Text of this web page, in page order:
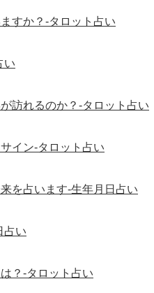
すか？-タロット占い
い
訪れるのか？-タロット占い
イン-タロット占い
を占います-生年月日占い
占い
？-タロット占い